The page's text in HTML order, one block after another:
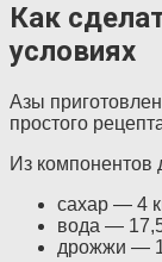
Как
условиях
Азы
простого
Из компонентов
сахар — 4
вода —
дрожжи —